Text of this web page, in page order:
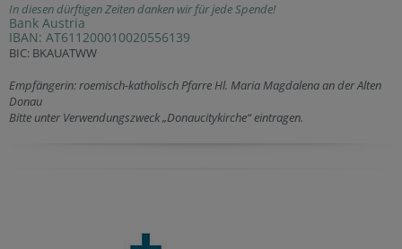
In diesen dürftigen Zeiten danken wir für jede Spende!
Bank Austria
IBAN: AT611200010020556139
BIC: BKAUATWW
Empfängerin: roemisch-katholisch Pfarre Hl. Maria Magdalena an der Alten
Donau
Bitte unter Verwendungszweck „Donaucitykirche“ eintragen.